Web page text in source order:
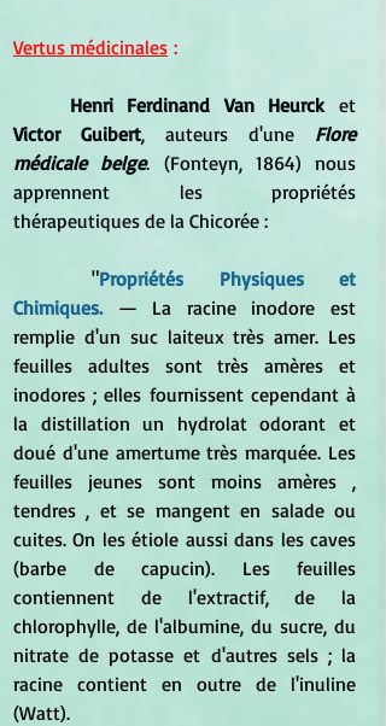
Vertus médicinales :
	Henri Ferdinand Van Heurck
Victor Guibert, auteurs d'une Flore
médicale belge. (Fonteyn, 1864) nous
apprennent les propriétés
thérapeutiques de la Chicorée :
	"
Propriétés Physiques et
Chimiques. — La racine inodore est
remplie d'un suc laiteux très amer. Les
feuilles adultes sont très amères et
inodores ; elles fournissent cependant à
la distillation un hydrolat odorant et
doué d'une amertume très marquée. Les
feuilles jeunes sont moins amères ,
tendres , et se mangent en salade ou
cuites. On les étiole aussi dans les caves
(barbe de capucin). Les feuilles
contiennent de l'extractif, de la
chlorophylle, de l'albumine, du sucre, du
nitrate de potasse et d'autres sels ; la
racine contient en outre de l'inuline
(Watt).